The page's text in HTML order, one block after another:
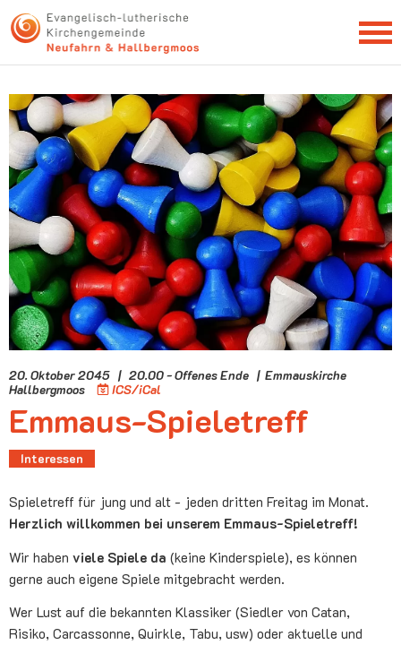
NEWSLETTER
20. Oktober 2045 | 20.00 - Offenes Ende | Emmauskirche
Hallbergmoos
ICS/iCal
Emmaus-Spieletreff
Interessen
Spieletreff für jung und alt - jeden dritten Freitag im Monat.
Herzlich willkommen bei unserem Emmaus-Spieletreff!
Wir haben viele Spiele da (keine Kinderspiele), es können
gerne auch eigene Spiele mitgebracht werden.
Wer Lust auf die bekannten Klassiker (Siedler von Catan,
Risiko, Carcassonne, Quirkle, Tabu, usw) oder aktuelle und